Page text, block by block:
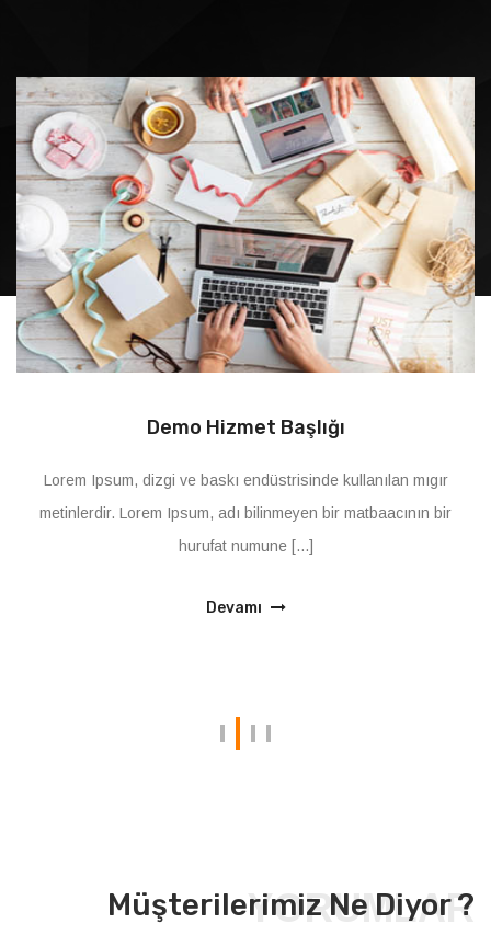
Demo Hizmet Başlığı
Lorem Ipsum, dizgi ve baskı endüstrisinde kullanılan mıgır
metinlerdir. Lorem Ipsum, adı bilinmeyen bir matbaacının bir
hurufat numune [...]
Devamı
YORUMLAR
Müşterilerimiz Ne Diyor ?